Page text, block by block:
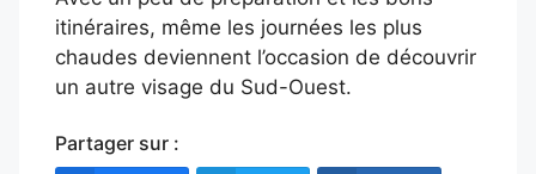
itinéraires, même les journées les plus
chaudes deviennent l’occasion de découvrir
un autre visage du Sud-Ouest.
Partager sur :